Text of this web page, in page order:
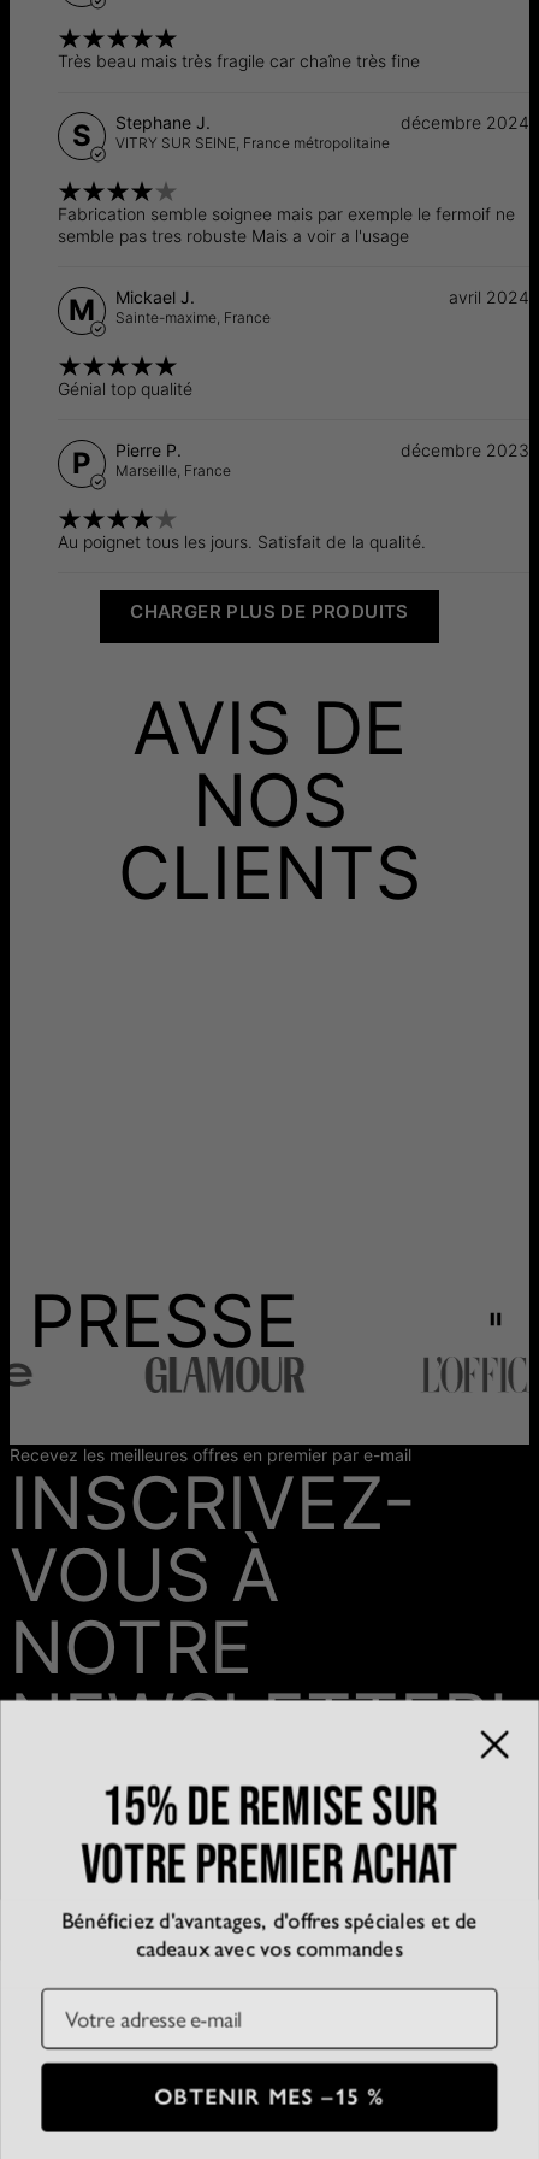
naturels. Ils constituent une alternative éthique et durable
aux diamants naturels, car ils éliminent les impacts
environnementaux et sociaux associés à l'extraction
traditionnelle des diamants naturels.
Très beau mais très fragile car chaîne très fine
S Stephane J.
VITRY SUR SEINE, France métropolitaine
décembre 2024
Fabrication semble soignee mais par exemple le fermoif ne
semble pas tres robuste Mais a voir a l'usage
M Mickael J.
Sainte-maxime, France
avril 2024
Génial top qualité
P Pierre P.
Marseille, France
décembre 2023
Au poignet tous les jours. Satisfait de la qualité.
CHARGER PLUS DE PRODUITS
AVIS DE
NOS
CLIENTS
PRESSE
Recevez les meilleures offres en premier par e-mail
INSCRIVEZ-
VOUS À
NOTRE
NEWSLETTER!
QUI SOMMES-NOUS?
Blog
D’accessibilité
Témoignages
Suivre votre commande
Conditions générales
SERVICE CLIENT
Centre d'aide
Conditions de retour
15% de remise sur
votre premier achat
Bénéficiez d'avantages, d'offres spéciales et de
cadeaux avec vos commandes
Email
OBTENIR MES –15 %